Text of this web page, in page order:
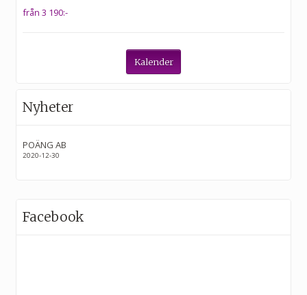
från 3 190:-
Kalender
Nyheter
POÄNG AB
2020-12-30
Facebook